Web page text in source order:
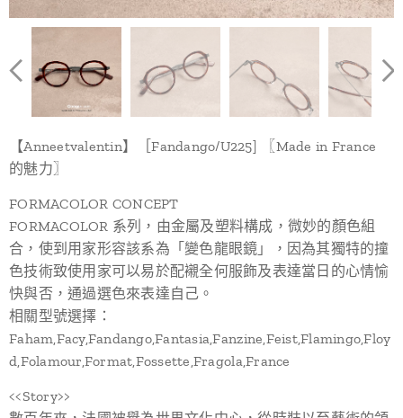
【Anneetvalentin】［Fandango/U225] 〖Made in France
的魅力〗
FORMACOLOR CONCEPT
FORMACOLOR 系列，由金屬及塑料構成，微妙的顏色組
合，使到用家形容該系為「變色龍眼鏡」，因為其獨特的撞
色技術致使用家可以易於配襯全何服飾及表達當日的心情愉
快與否，通過選色來表達自己。
相關型號選擇：
Faham,Facy,Fandango,Fantasia,Fanzine,Feist,Flamingo,Floy
d,Folamour,Format,Fossette,Fragola,France
<<Story>>